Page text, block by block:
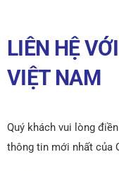
LIÊN HỆ
VIỆT NAM
Quý khách vui lòng
thông tin mới nhất của